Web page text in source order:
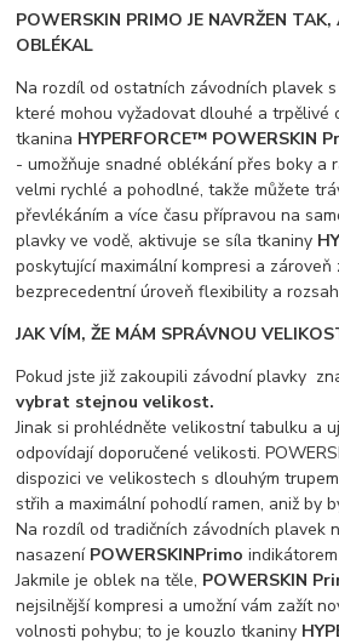
POWERSKIN PRIMO JE NAVRŽEN TAK,
OBLÉKAL
Na rozdíl od ostatních závodních plavek
které mohou vyžadovat dlouhé a trpělivé
tkanina HYPERFORCE™ POWERSKIN
- umožňuje snadné oblékání přes boky a
velmi rychlé a pohodlné, takže můžete
převlékáním a více času přípravou na
plavky ve vodě, aktivuje se síla tkaniny
poskytující maximální kompresi a zároveň
bezprecedentní úroveň flexibility a
JAK VÍM, ŽE MÁM SPRÁVNOU
Pokud jste již zakoupili závodní plavky
vybrat stejnou velikost.
Jinak si prohlédněte velikostní tabulku a
odpovídají doporučené velikosti.
dispozici ve velikostech s dlouhým
střih a maximální pohodlí ramen, aniž by
Na rozdíl od tradičních závodních plavek
nasazení POWERSKINPrimo
Jakmile je oblek na těle, POWERSKIN
nejsilnější kompresi a umožní vám zažít
volnosti pohybu; to je kouzlo tkaniny